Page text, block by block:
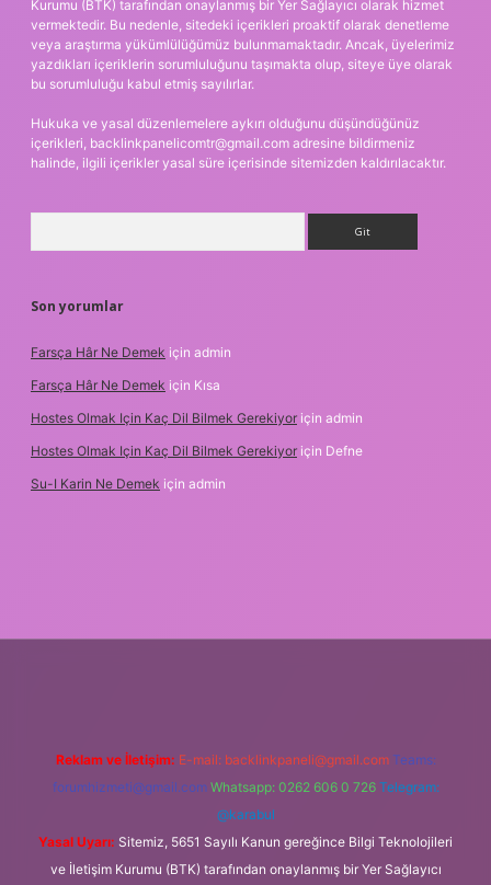
Kurumu (BTK) tarafından onaylanmış bir Yer Sağlayıcı olarak hizmet
vermektedir. Bu nedenle, sitedeki içerikleri proaktif olarak denetleme
veya araştırma yükümlülüğümüz bulunmamaktadır. Ancak, üyelerimiz
yazdıkları içeriklerin sorumluluğunu taşımakta olup, siteye üye olarak
bu sorumluluğu kabul etmiş sayılırlar.
Hukuka ve yasal düzenlemelere aykırı olduğunu düşündüğünüz
içerikleri, backlinkpanelicomtr@gmail.com adresine bildirmeniz
halinde, ilgili içerikler yasal süre içerisinde sitemizden kaldırılacaktır.
Son yorumlar
Farsça Hâr Ne Demek için admin
Farsça Hâr Ne Demek için Kısa
Hostes Olmak Için Kaç Dil Bilmek Gerekiyor için admin
Hostes Olmak Için Kaç Dil Bilmek Gerekiyor için Defne
Su-I Karin Ne Demek için admin
Reklam ve İletişim: E-mail: backlinkpaneli@gmail.com Teams:
forumhizmeti@gmail.com Whatsapp: 0262 606 0 726 Telegram:
@karabul
Yasal Uyarı: Sitemiz, 5651 Sayılı Kanun gereğince Bilgi Teknolojileri
ve İletişim Kurumu (BTK) tarafından onaylanmış bir Yer Sağlayıcı